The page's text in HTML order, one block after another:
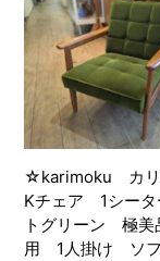
☆karimoku カ
Kチェア 1シー
トグリーン 極
用 1人掛け ソ